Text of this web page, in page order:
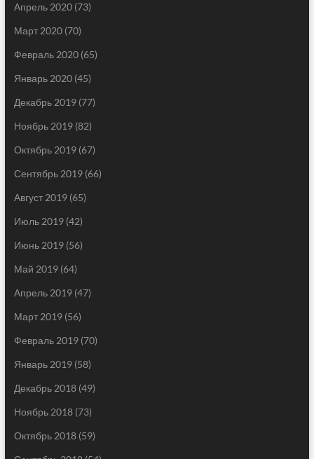
Апрель 2020(73)
Март 2020(70)
Февраль 2020(65)
Январь 2020(45)
Декабрь 2019(77)
Ноябрь 2019(82)
Октябрь 2019(67)
Сентябрь 2019(66)
Август 2019(65)
Июль 2019(42)
Июнь 2019(56)
Май 2019(64)
Апрель 2019(47)
Март 2019(56)
Февраль 2019(70)
Январь 2019(58)
Декабрь 2018(49)
Ноябрь 2018(73)
Октябрь 2018(59)